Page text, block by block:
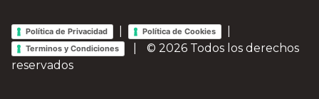
Política de Privacidad Política de Cookies
Terminos y Condiciones
© 2026 Todos los derechos
reservados